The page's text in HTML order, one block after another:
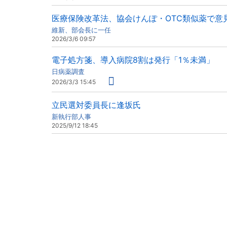
医療保険改革法、協会けんぽ・OTC類似薬で意
維新、部会長に一任
2026/3/6 09:57
電子処方箋、導入病院8割は発行「1％未満」
日病薬調査
2026/3/3 15:45
立民選対委員長に逢坂氏
新執行部人事
2025/9/12 18:45